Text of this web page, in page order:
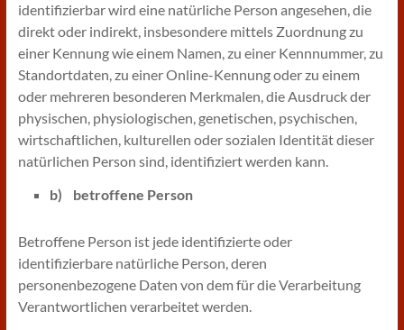
identifizierbar wird eine natürliche Person angesehen, die
direkt oder indirekt, insbesondere mittels Zuordnung zu
einer Kennung wie einem Namen, zu einer Kennnummer, zu
Standortdaten, zu einer Online-Kennung oder zu einem
oder mehreren besonderen Merkmalen, die Ausdruck der
physischen, physiologischen, genetischen, psychischen,
wirtschaftlichen, kulturellen oder sozialen Identität dieser
natürlichen Person sind, identifiziert werden kann.
b) betroffene Person
Betroffene Person ist jede identifizierte oder
identifizierbare natürliche Person, deren
personenbezogene Daten von dem für die Verarbeitung
Verantwortlichen verarbeitet werden.